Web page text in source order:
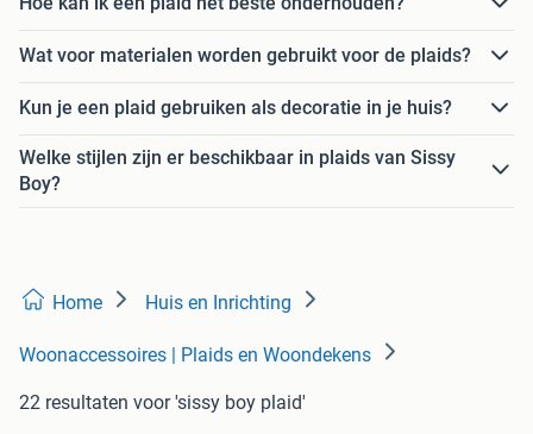
Wat voor materialen worden gebruikt voor de plaids?
Kun je een plaid gebruiken als decoratie in je huis?
Welke stijlen zijn er beschikbaar in plaids van Sissy
Boy?
Home Huis en Inrichting
Woonaccessoires | Plaids en Woondekens
22 resultaten voor 'sissy boy plaid'